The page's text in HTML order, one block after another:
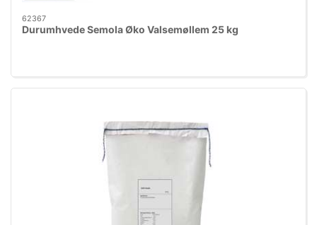
62367
Durumhvede Semola Øko Valsemøllem 25 kg